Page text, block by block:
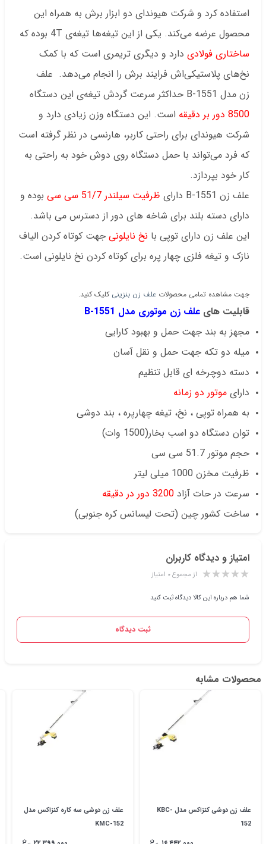
استفاده کرد و شرکت هیوندای دو ابزار برش به همراه این
محصول عرضه می‌کند. یکی از این تیغه‌ها تیغه‌ی 4T بوده که
ساختاری فولادی دارد و دیگری تریمری است که با کمک
نخ‌های پلاستیکی‌اش فرایند برش را انجام می‌دهد. علف
زن مدل B-1551 حداکثر سرعت گردش تیغه‌ی این دستگاه
8500 دور بر دقیقه
است. این دستگاه وزن زیادی دارد و
شرکت هیوندای برای راحتی کاربر، هارنسی در نظر گرفته است
که فرد می‌تواند با حمل دستگاه روی دوش خود به راحتی به
کار خود بپردازد.
علف زن 1551-B دارای
ظرفیت سیلندر 51/7 سی سی
بوده و
دارای دسته بلند برای شاخه های دور از دسترس می باشد.
این علف زن دارای توپی با نخ نایلونی جهت کوتاه کردن الیاف
نازک و تیغه فلزی چهار پره برای کوتاه کردن نخ نایلونی است.
جهت مشاهده تمامی محصولات علف زن بنزینی کلیک کنید.
قابلیت های علف زن موتوری مدل 1551-B
مجهز به بند جهت حمل و بهبود کارایی
میله دو تکه جهت حمل و نقل آسان
دسته دوچرخه ای قابل تنظیم
دارای موتور دو زمانه
به همراه توپی ، نخ، تیغه چهارپره ، بند دوشی
توان دستگاه دو اسب بخار(1500 وات)
حجم موتور 51.7 سی سی
ظرفیت مخزن 1000 میلی لیتر
سرعت در حات آزاد 3200 دور در دقیقه
ساخت کشور چین (تحت لیسانس کره جنوبی)
امتیاز و دیدگاه کاربران
از مجموع ۰ امتیاز
شما هم درباره این کالا دیدگاه ثبت کنید
ثبت دیدگاه
محصولات مشابه
علف زن دوشی کنزاکس مدل KBC-
152
علف زن دوشی سه کاره کنزاکس مدل
KMC-152